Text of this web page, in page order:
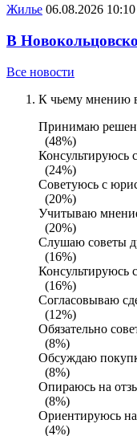
Жилье 06.08.2026 10:10
В
Все новости
К чьему мнению
Принимаю
(48%)
Консультируюсь
(24%)
Советуюсь с
(20%)
Учитываю
(20%)
Слушаю советы
(16%)
Консультируюсь
(16%)
Согласовываю
(12%)
Обязательно
(8%)
Обсуждаю
(8%)
Опираюсь на
(8%)
Ориентируюсь
(4%)